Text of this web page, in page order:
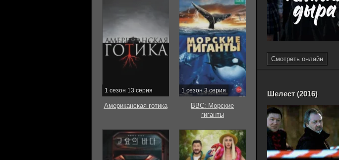
Смотреть онлайн
Шелест (2016)
1 сезон 13 серия
Американская готика
1 сезон 3 серия
BBC: Морские
гиганты